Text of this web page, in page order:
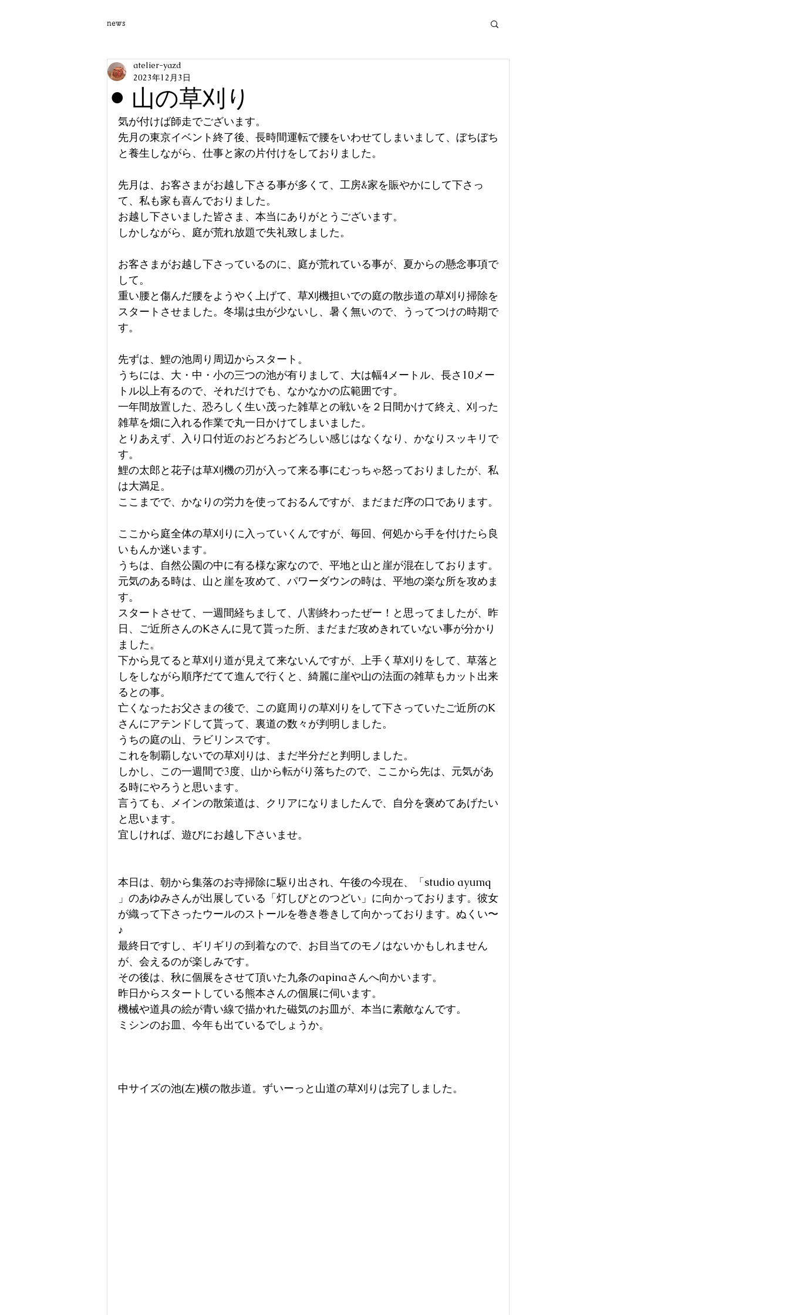
news
⚫︎ 山の草刈り
atelier-yazd
2023年12月3日
気が付けば師走でございます。
先月の東京イベント終了後、長時間運転で腰をいわせてしまいまして、ぼちぼち
と養生しながら、仕事と家の片付けをしておりました。
先月は、お客さまがお越し下さる事が多くて、工房&家を賑やかにして下さっ
て、私も家も喜んでおりました。
お越し下さいました皆さま、本当にありがとうございます。
しかしながら、庭が荒れ放題で失礼致しました。
お客さまがお越し下さっているのに、庭が荒れている事が、夏からの懸念事項で
して。
重い腰と傷んだ腰をようやく上げて、草刈機担いでの庭の散歩道の草刈り掃除を
スタートさせました。冬場は虫が少ないし、暑く無いので、うってつけの時期で
す。
先ずは、鯉の池周り周辺からスタート。
うちには、大・中・小の三つの池が有りまして、大は幅4メートル、長さ10メー
トル以上有るので、それだけでも、なかなかの広範囲です。
一年間放置した、恐ろしく生い茂った雑草との戦いを２日間かけて終え、刈った
雑草を畑に入れる作業で丸一日かけてしまいました。
とりあえず、入り口付近のおどろおどろしい感じはなくなり、かなりスッキリで
す。
鯉の太郎と花子は草刈機の刃が入って来る事にむっちゃ怒っておりましたが、私
は大満足。
ここまでで、かなりの労力を使っておるんですが、まだまだ序の口であります。
ここから庭全体の草刈りに入っていくんですが、毎回、何処から手を付けたら良
いもんか迷います。
うちは、自然公園の中に有る様な家なので、平地と山と崖が混在しております。
元気のある時は、山と崖を攻めて、パワーダウンの時は、平地の楽な所を攻めま
す。
スタートさせて、一週間経ちまして、八割終わったぜー！と思ってましたが、昨
日、ご近所さんのKさんに見て貰った所、まだまだ攻めきれていない事が分かり
ました。
下から見てると草刈り道が見えて来ないんですが、上手く草刈りをして、草落と
しをしながら順序だてて進んで行くと、綺麗に崖や山の法面の雑草もカット出来
るとの事。
亡くなったお父さまの後で、この庭周りの草刈りをして下さっていたご近所のK
さんにアテンドして貰って、裏道の数々が判明しました。
うちの庭の山、ラビリンスです。
これを制覇しないでの草刈りは、まだ半分だと判明しました。
しかし、この一週間で3度、山から転がり落ちたので、ここから先は、元気があ
る時にやろうと思います。
言うても、メインの散策道は、クリアになりましたんで、自分を褒めてあげたい
と思います。
宜しければ、遊びにお越し下さいませ。
本日は、朝から集落のお寺掃除に駆り出され、午後の今現在、「studio ayumq
」のあゆみさんが出展している「灯しびとのつどい」に向かっております。彼女
が織って下さったウールのストールを巻き巻きして向かっております。ぬくい〜
♪
最終日ですし、ギリギリの到着なので、お目当てのモノはないかもしれません
が、会えるのが楽しみです。
その後は、秋に個展をさせて頂いた九条のapinaさんへ向かいます。
昨日からスタートしている熊本さんの個展に伺います。
機械や道具の絵が青い線で描かれた磁気のお皿が、本当に素敵なんです。
ミシンのお皿、今年も出ているでしょうか。
中サイズの池(左)横の散歩道。ずいーっと山道の草刈りは完了しました。